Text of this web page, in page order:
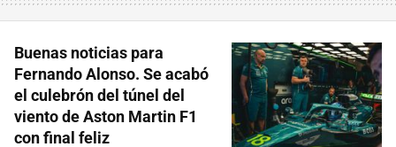
Buenas noticias para
Fernando Alonso. Se acabó
el culebrón del túnel del
viento de Aston Martin F1
con final feliz